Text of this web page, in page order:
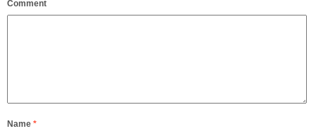
Comment
Name *